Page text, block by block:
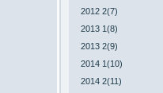
2012 2(7)
2013 1(8)
2013 2(9)
2014 1(10)
2014 2(11)